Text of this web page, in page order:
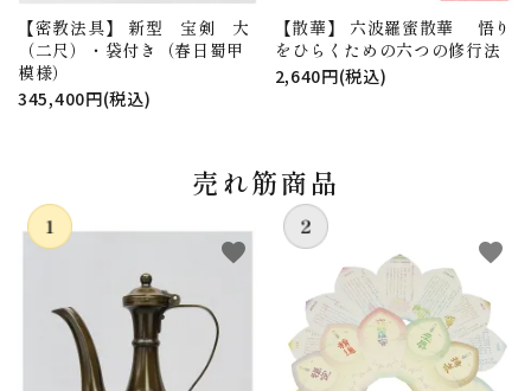
【密教法具】 新型 宝剣 大
（二尺）・袋付き（春日蜀甲
模様）
345,400円(税込)
【散華】 六波羅蜜散華 悟り
をひらくための六つの修行法
2,640円(税込)
売れ筋商品
favorite favorite